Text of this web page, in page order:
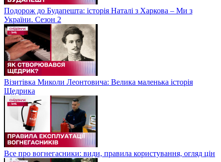
Подорож до Будапешта: історія Наталі з Харкова – Ми з
України. Сезон 2
Візитівка Миколи Леонтовича: Велика маленька історія
Щедрика
Все про вогнегасники: види, правила користування, огляд цін